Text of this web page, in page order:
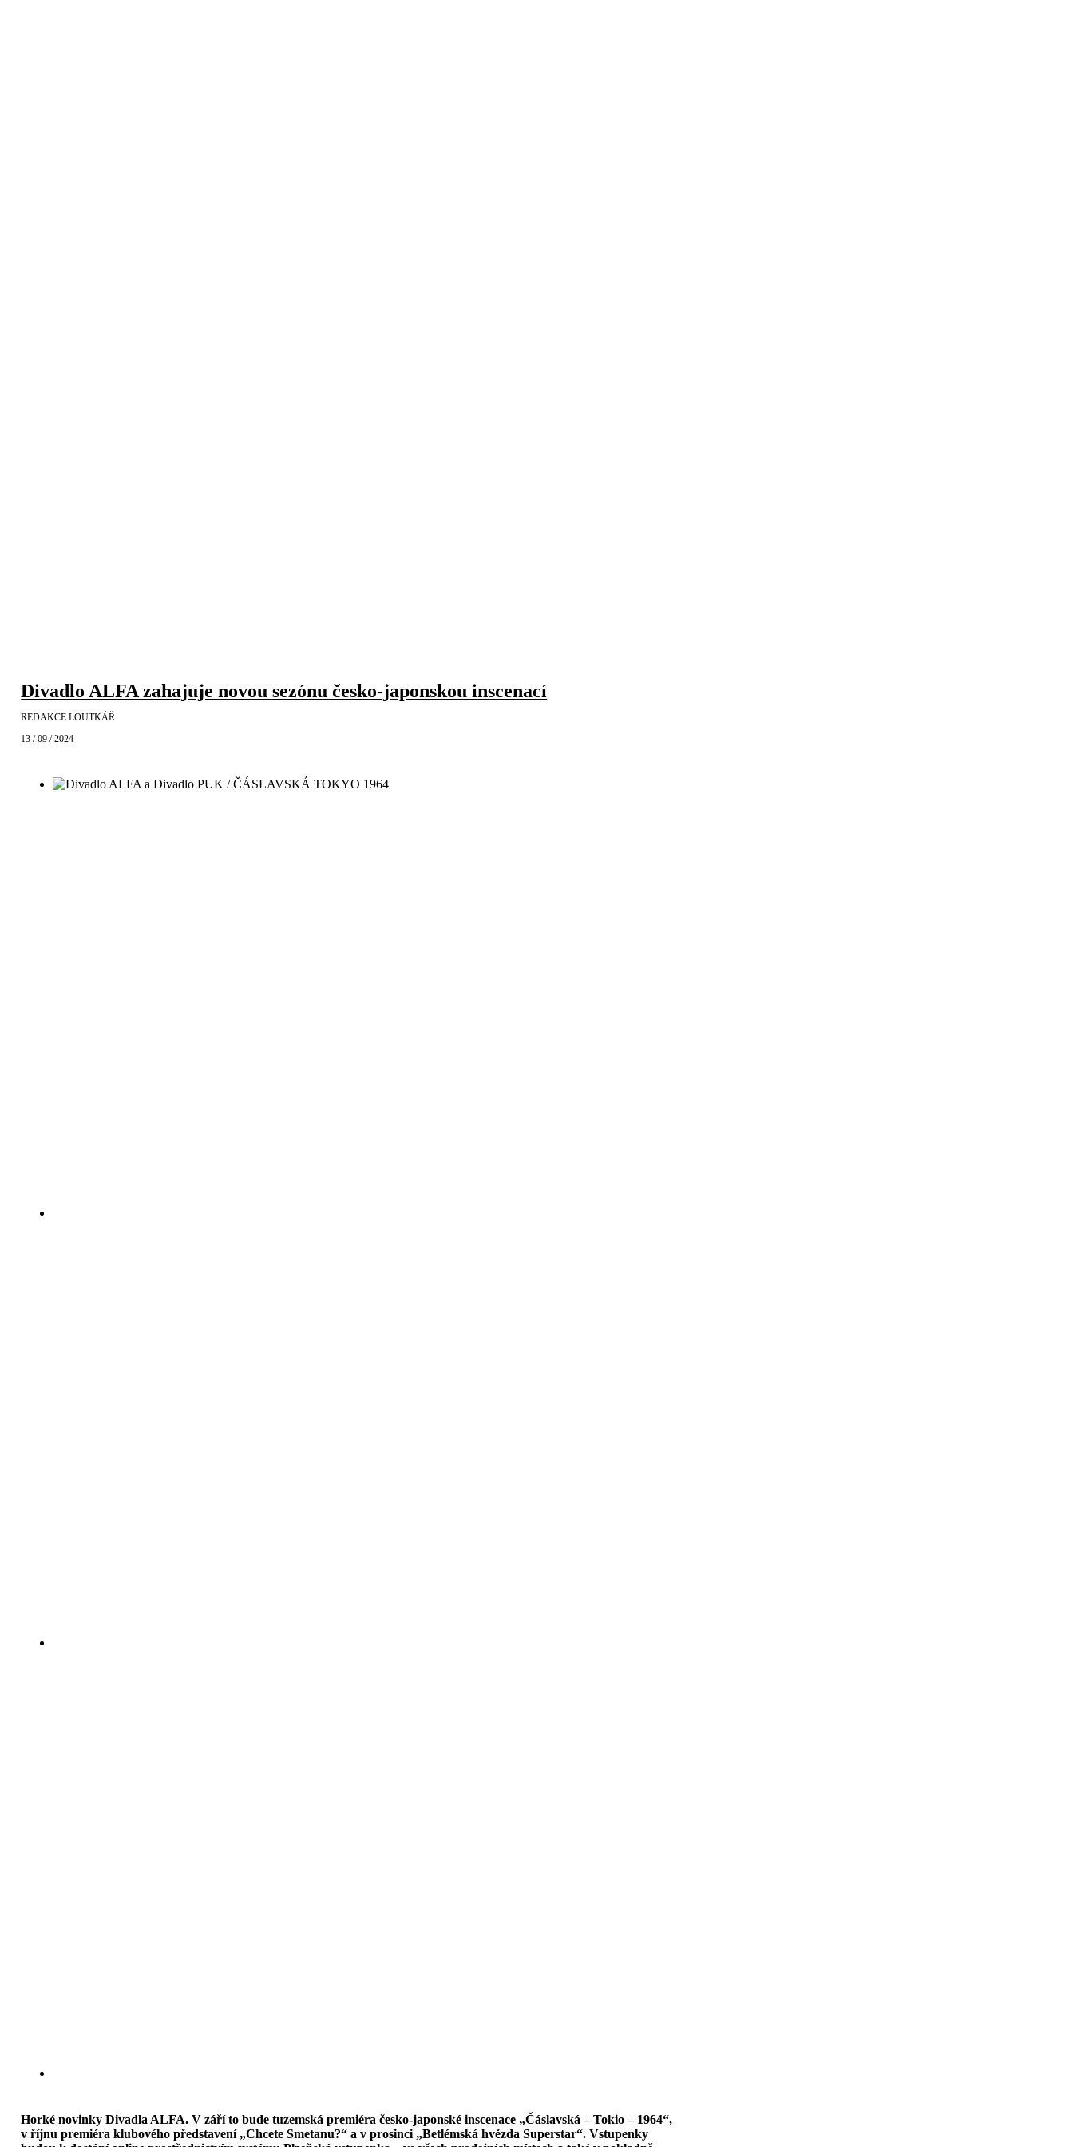
Divadlo ALFA zahajuje novou sezónu česko-japonskou inscenací
REDAKCE LOUTKÁŘ
13 / 09 / 2024
Horké novinky Divadla ALFA. V září to bude tuzemská premiéra česko-japonské inscenace „Čáslavská – Tokio – 1964“,
v říjnu premiéra klubového představení „Chcete Smetanu?“ a v prosinci „Betlémská hvězda Superstar“. Vstupenky